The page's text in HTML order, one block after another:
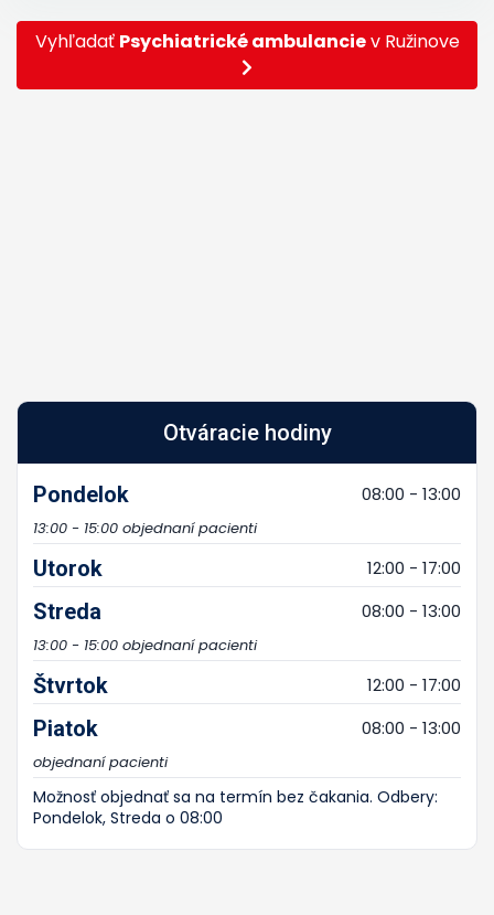
Vyhľadať Psychiatrické ambulancie v Ružinove
Otváracie hodiny
Pondelok 08:00 - 13:00
13:00 - 15:00 objednaní pacienti
Utorok 12:00 - 17:00
Streda 08:00 - 13:00
13:00 - 15:00 objednaní pacienti
Štvrtok 12:00 - 17:00
Piatok 08:00 - 13:00
objednaní pacienti
Možnosť objednať sa na termín bez čakania. Odbery:
Pondelok, Streda o 08:00